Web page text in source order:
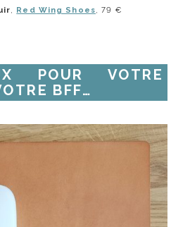
, Red Wing Shoes, 79 €
POUR VOTRE
BFF…